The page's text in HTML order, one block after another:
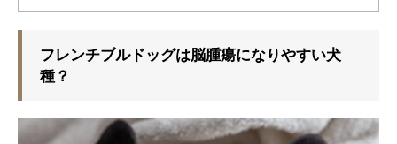
フレンチブルドッグは脳腫瘍になりやすい犬
種？